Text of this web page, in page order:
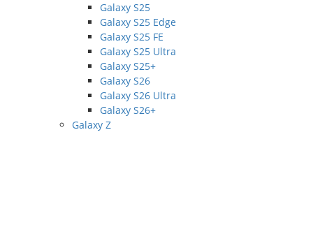
Galaxy S25
Galaxy S25 Edge
Galaxy S25 FE
Galaxy S25 Ultra
Galaxy S25+
Galaxy S26
Galaxy S26 Ultra
Galaxy S26+
Galaxy Z